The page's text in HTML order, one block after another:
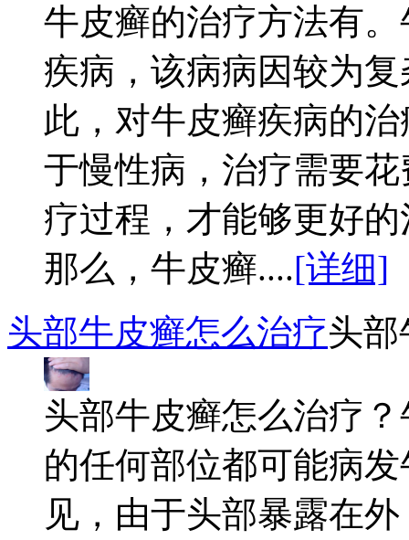
牛皮癣的治疗方法有
疾病，该病病因较为
此，对牛皮癣疾病的
于慢性病，治疗需要
疗过程，才能够更好
那么，牛皮癣....[详细]
头部牛皮癣怎么治疗头
头部牛皮癣怎么治疗
的任何部位都可能病
见，由于头部暴露在